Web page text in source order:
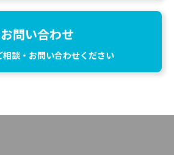
お問い合わせ
相談・お問い合わせください